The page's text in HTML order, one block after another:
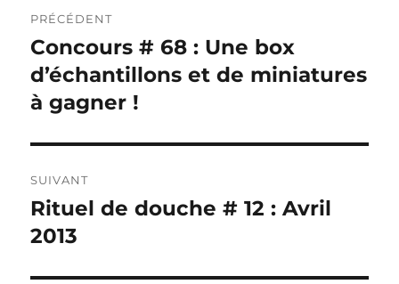
de
l’article
PRÉCÉDENT
Publication
précédente :
Concours # 68 : Une box
d’échantillons et de miniatures
à gagner !
SUIVANT
Publication
suivante :
Rituel de douche # 12 : Avril
2013